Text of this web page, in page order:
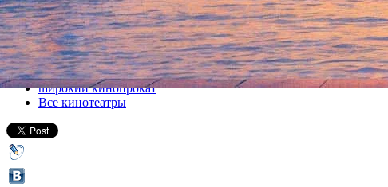
17 апреля 2013, среда-08 мая 2013, среда
Версия для печати
Все кино
широкий кинопрокат
Все кинотеатры